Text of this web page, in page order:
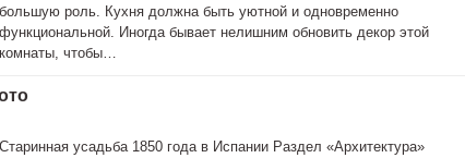
большую роль. Кухня должна быть уютной и одновременно
функциональной. Иногда бывает нелишним обновить декор этой
комнаты, чтобы…
Старинная усадьба 1850 года в Испании Раздел «Архитектура»